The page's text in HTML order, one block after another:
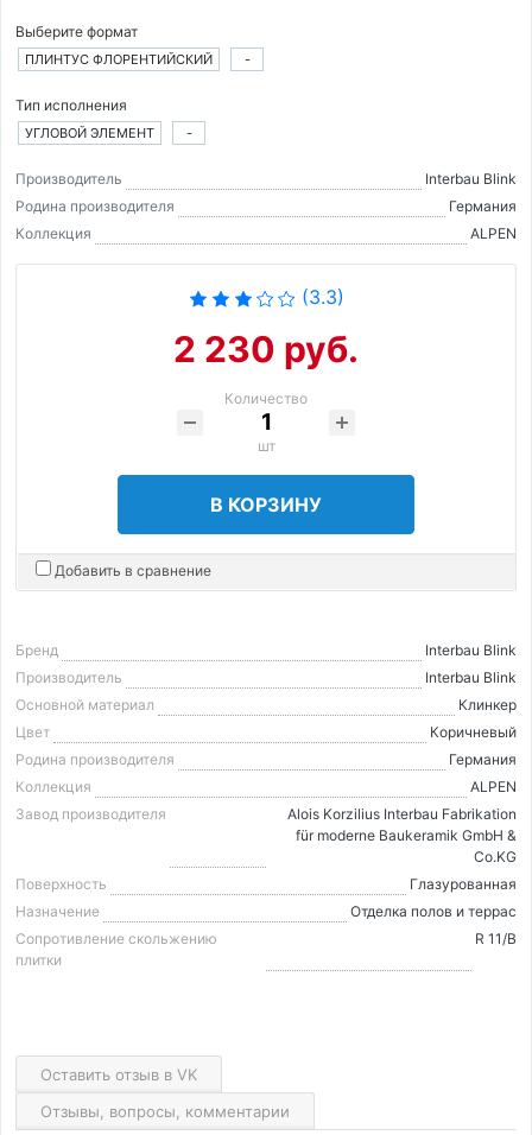
Выберите формат
ПЛИНТУС ФЛОРЕНТИЙСКИЙ -
Тип исполнения
УГЛОВОЙ ЭЛЕМЕНТ -
Производитель
Interbau Blink
Родина производителя
Германия
Коллекция
ALPEN
(3.3)
2 230 руб.
Количество
шт
В КОРЗИНУ
Добавить в сравнение
Бренд
Interbau Blink
Производитель
Interbau Blink
Основной материал
Клинкер
Цвет
Коричневый
Родина производителя
Германия
Коллекция
ALPEN
Завод производителя
Alois Korzilius Interbau Fabrikation
für moderne Baukeramik GmbH &
Co.KG
Поверхность
Глазурованная
Назначение
Отделка полов и террас
Сопротивление скольжению
плитки
R 11/B
Оставить отзыв в VK
Отзывы, вопросы, комментарии